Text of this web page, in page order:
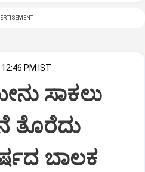
PM IST
ಸಾಕಲು
ತೊರೆದು
ಬಾಲಕ